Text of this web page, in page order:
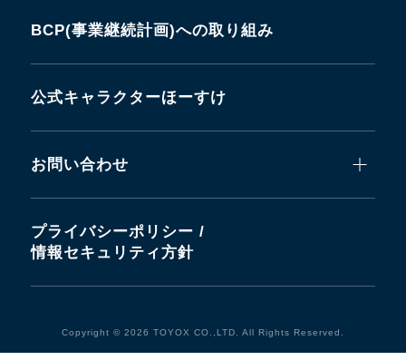
BCP(事業継続計画)への取り組み
公式キャラクターほーすけ
お問い合わせ
プライバシーポリシー /
情報セキュリティ方針
Copyright © 2026 TOYOX CO.,LTD. All Rights Reserved.